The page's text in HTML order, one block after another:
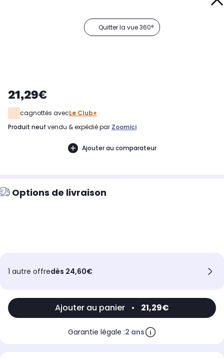
Quitter la vue 360°
21,29€
cagnottés avecLe Club+
produit neuf vendu & expédié par Zoomici
Ajouter au comparateur
Options de livraison
1 autre offredès 24,60€
Ajouter au panier • 21,29€
Garantie légale :2 ans